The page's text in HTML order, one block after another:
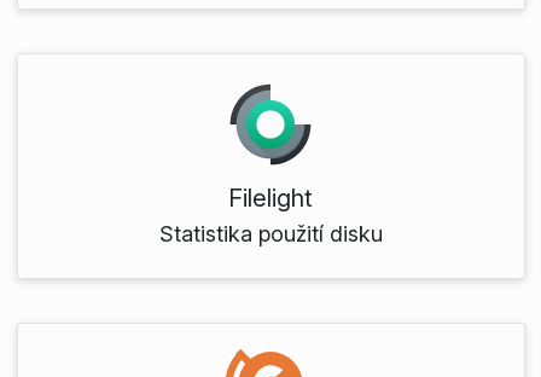
Filelight
Statistika použití disku